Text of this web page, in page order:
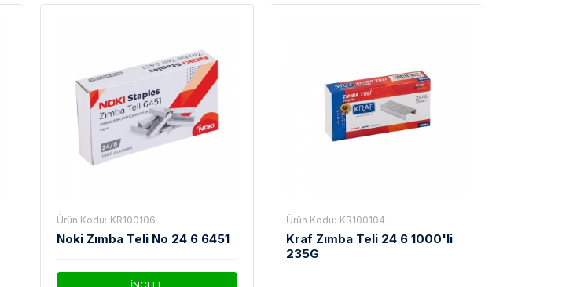
Ürün Kodu: KR100106
Noki Zımba Teli No 24 6 6451
Ürün Kodu: KR100104
Kraf Zımba Teli 24 6 1000'li
235G